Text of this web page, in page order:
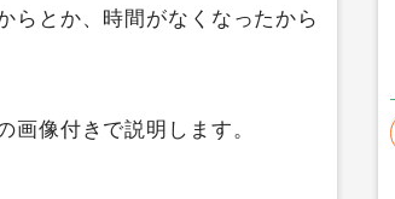
らとか、時間がなくなったから
像付きで説明します。